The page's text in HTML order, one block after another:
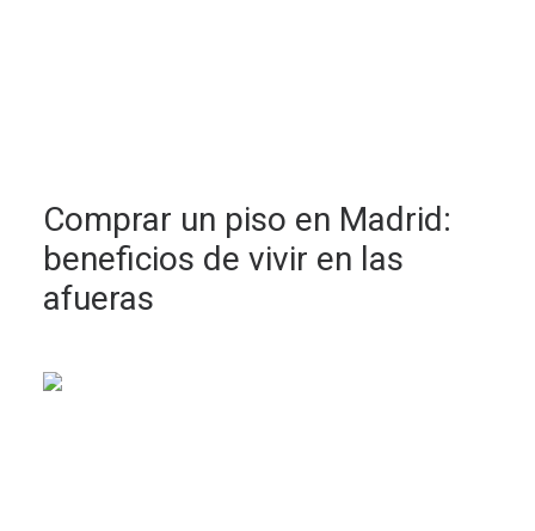
Comprar un piso en Madrid:
beneficios de vivir en las
afueras